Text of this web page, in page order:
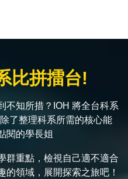
比拼擂台!
不知所措？IOH 將全台科系
了整理科系所需的核心能
閱的學長姐
群重點，檢視自己適不適合
的領域，展開探索之旅吧！